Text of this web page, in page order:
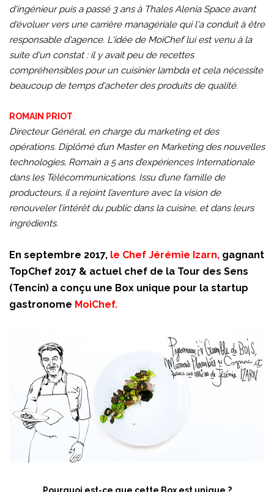
d'ingénieur puis a passé 3 ans à Thales Alenia Space avant
d'évoluer vers une carrière managériale qui l'a conduit à être
responsable d'agence. L'idée de MoiChef lui est venu à la
suite d'un constat : il y avait peu de recettes
compréhensibles pour un cuisinier lambda et cela nécessite
beaucoup de temps d'acheter des produits de qualité.
ROMAIN PRIOT
Directeur Général, en charge du marketing et des
opérations. Diplômé d’un Master en Marketing des nouvelles
technologies, Romain a 5 ans d’expériences Internationale
dans les Télécommunications. Issu d’une famille de
producteurs, il a rejoint l’aventure avec la vision de
renouveler l’intérêt du public dans la cuisine, et dans leurs
ingrédients.
En septembre 2017, le Chef Jérémie Izarn, gagnant
TopChef 2017 & actuel chef de la Tour des Sens
(Tencin) a conçu une Box unique pour la startup
gastronome MoiChef.
Pourquoi est-ce que cette Box est unique ?